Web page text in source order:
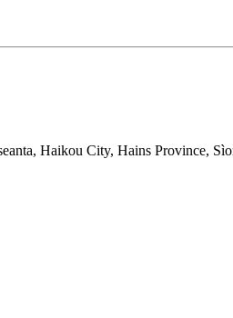
Haikou City, Hains Province,